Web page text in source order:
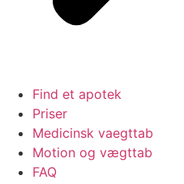
Find et apotek
Priser
Medicinsk vaegttab
Motion og vægttab
FAQ